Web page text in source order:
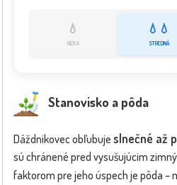
💧
NÍZKA
💧💧
STREDNÁ
Stanovisko a pôda
Dáždnikovec obľubuje slnečné až
sú chránené pred vysušujúcim
faktorom pre jeho úspech je pôda –